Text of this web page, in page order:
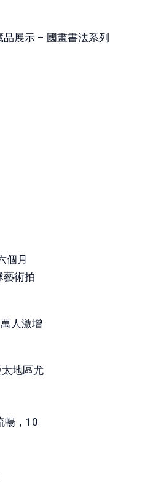
品展示 – 國畫書法系列
個月
藝術拍
人激增
地區尤
暢，10